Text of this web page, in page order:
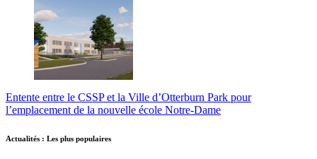
Entente entre le CSSP et la Ville d’Otterburn Park pour
l’emplacement de la nouvelle école Notre-Dame
Actualités : Les plus populaires